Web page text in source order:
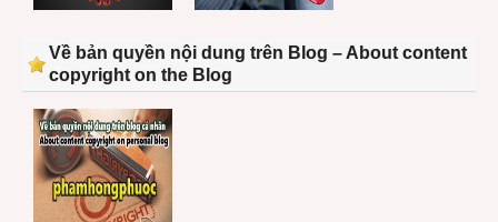
Về bản quyền nội dung trên Blog – About content
copyright on the Blog